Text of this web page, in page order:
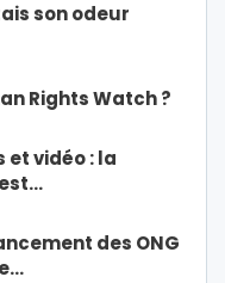
son odeur
Rights Watch ?
et vidéo : la
des ONG